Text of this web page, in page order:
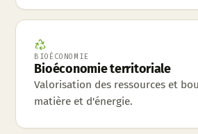
BIOÉCONOMIE
Bioéconomie territoriale
Valorisation des ressources et
matière et d'énergie.